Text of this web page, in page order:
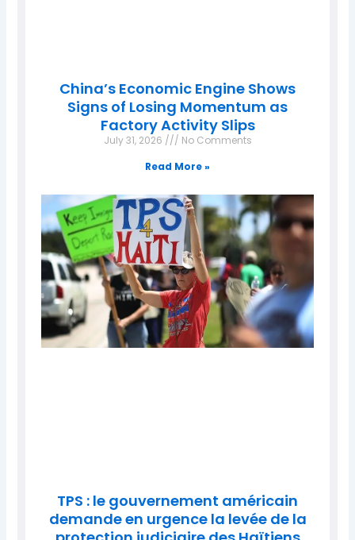
China’s Economic Engine Shows
Signs of Losing Momentum as
Factory Activity Slips
July 31, 2026
No Comments
Read More »
TPS : le gouvernement américain
demande en urgence la levée de la